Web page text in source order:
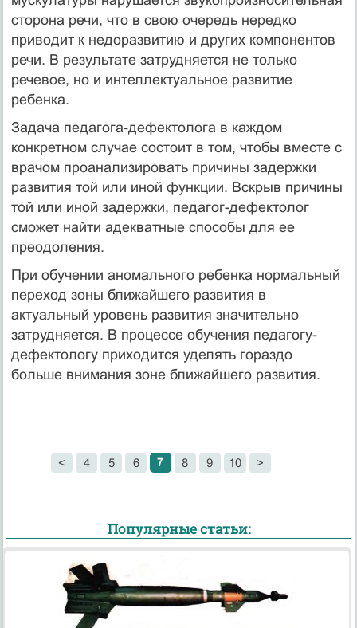
сторона речи, что в свою очередь нередко
приводит к недоразвитию и других компонентов
речи. В результате затрудняется не только
речевое, но и интеллектуальное развитие
ребенка.
Задача педагога-дефектолога в каждом
конкретном случае состоит в том, чтобы вместе с
врачом проанализировать причины задержки
развития той или иной функции. Вскрыв причины
той или иной задержки, педагог-дефектолог
сможет найти адекватные способы для ее
преодоления.
При обучении аномального ребенка нормальный
переход зоны ближайшего развития в
актуальный уровень развития значительно
затрудняется. В процессе обучения педагогу-
дефектологу приходится уделять гораздо
больше внимания зоне ближайшего развития.
< 4 5 6 7 8 9 10 >
Популярные статьи: